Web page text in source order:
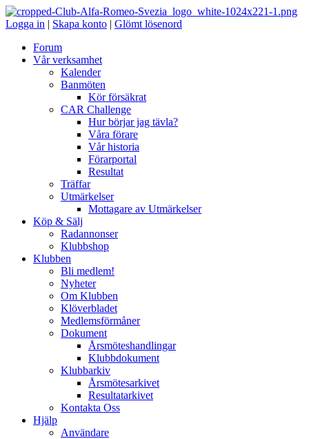
Logga in | Skapa konto | Glömt lösenord
Forum
Vår verksamhet
Kalender
Banmöten
Kör försäkrat
CAR Challenge
Hur börjar jag tävla?
Våra förare
Vår historia
Förarportal
Resultat
Träffar
Utmärkelser
Mottagare av Utmärkelser
Köp & Sälj
Radannonser
Klubbshop
Klubben
Bli medlem!
Nyheter
Om Klubben
Klöverbladet
Medlemsförmåner
Dokument
Årsmöteshandlingar
Klubbdokument
Klubbarkiv
Årsmötesarkivet
Resultatarkivet
Kontakta Oss
Hjälp
Användare